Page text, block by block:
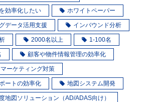
効率化したい ホワイトペーパー
データ活用支援 インバウンド分析
2000名以上 1-100名
顧客や物件情報管理の効率化
ーケティング対策
ートの効率化 地図システム開発
地図ソリューション（AD/ADAS向け）